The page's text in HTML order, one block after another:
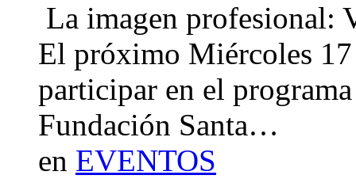
La imagen profesional:
El próximo Miércoles
participar en el
Fundación Santa…
en EVENTOS